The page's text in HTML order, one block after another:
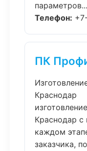
Телефон:
ПК
Краснодар
Краснодар с
каждом
заказчика,